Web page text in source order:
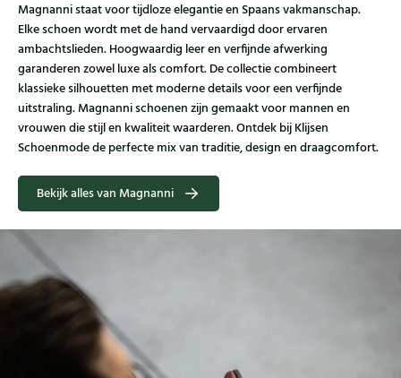
Magnanni staat voor tijdloze elegantie en Spaans vakmanschap.
Elke schoen wordt met de hand vervaardigd door ervaren
ambachtslieden. Hoogwaardig leer en verfijnde afwerking
garanderen zowel luxe als comfort. De collectie combineert
klassieke silhouetten met moderne details voor een verfijnde
uitstraling. Magnanni schoenen zijn gemaakt voor mannen en
vrouwen die stijl en kwaliteit waarderen. Ontdek bij Klijsen
Schoenmode de perfecte mix van traditie, design en draagcomfort.
Bekijk alles van Magnanni